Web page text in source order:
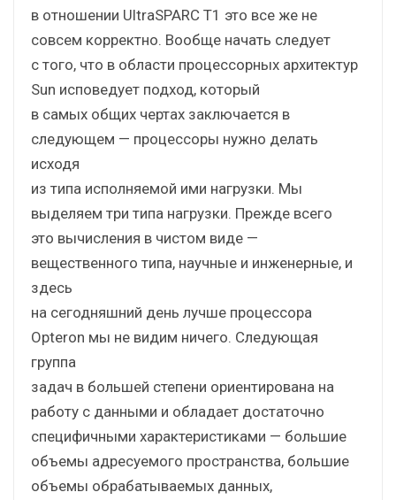
в отношении UltraSPARC T1 это все же не
совсем корректно. Вообще начать следует
с того, что в области процессорных архитектур
Sun исповедует подход, который
в самых общих чертах заключается в
следующем — процессоры нужно делать
исходя
из типа исполняемой ими нагрузки. Мы
выделяем три типа нагрузки. Прежде всего
это вычисления в чистом виде —
вещественного типа, научные и инженерные, и
здесь
на сегодняшний день лучше процессора
Opteron мы не видим ничего. Следующая
группа
задач в большей степени ориентирована на
работу с данными и обладает достаточно
специфичными характеристиками — большие
объемы адресуемого пространства, большие
объемы обрабатываемых данных,